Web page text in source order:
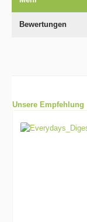
Bewertungen
Unsere Empfehlung